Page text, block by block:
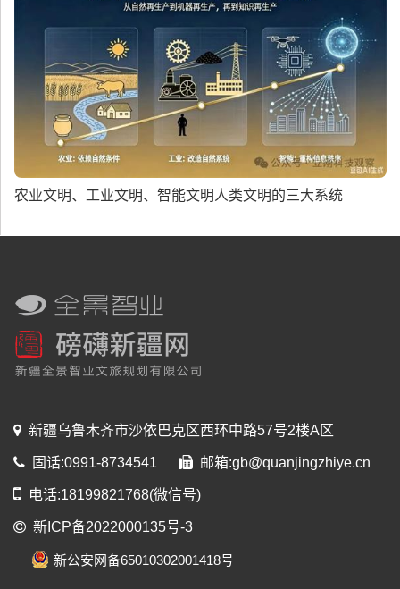
农业文明、工业文明、智能文明人类文明的三大系统
新疆乌鲁木齐市沙依巴克区西环中路57号2楼A区
固话:0991-8734541 邮箱:gb@quanjingzhiye.cn
电话:18199821768(微信号)
新ICP备2022000135号-3
新公安网备65010302001418号